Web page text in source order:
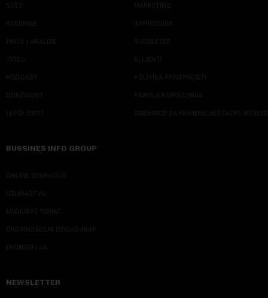
SVET
KOLUMNE
PRIČE I ANALIZE
VIDEO
PODCAST
ODRŽIVOST
LEPŠI ŽIVOT
MARKETING
IMPRESSUM
NJUZLETER
KLIJENTI
POLITIKA PRIVATNOSTI
PRAVILA KORIŠĆENJA
SMERNICE ZA PRIMENU VEŠTAČKE
BUSSINES INFO GROUP
ONLINE EDUKACIJE
IZDAVAŠTVO
MEDIJSKE OBUKE
ORGANIZACIJA DOGADJAJA
EKONOM I JA
NEWSLETTER